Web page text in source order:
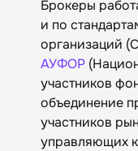
Брокеры
и по
организаций
АУФОР
участников
объединение
участников
управляющих